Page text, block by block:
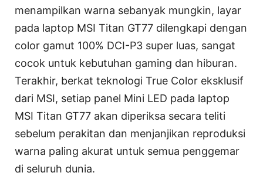
menampilkan warna sebanyak mungkin, layar
pada laptop MSI Titan GT77 dilengkapi dengan
color gamut 100% DCI-P3 super luas, sangat
cocok untuk kebutuhan gaming dan hiburan.
Terakhir, berkat teknologi True Color eksklusif
dari MSI, setiap panel Mini LED pada laptop
MSI Titan GT77 akan diperiksa secara teliti
sebelum perakitan dan menjanjikan reproduksi
warna paling akurat untuk semua penggemar
di seluruh dunia.